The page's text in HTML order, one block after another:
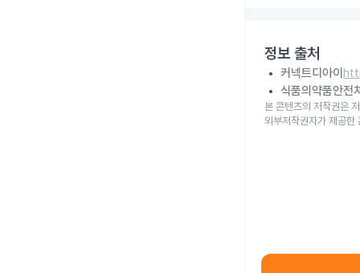
정보 출처
커넥트디아이
식품의약품안전
본 콘텐츠의 저작권은
외부저작권자가 제공한